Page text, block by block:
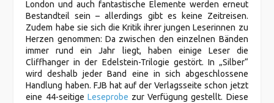
London und auch fantastische Elemente werden erneut
Bestandteil sein – allerdings gibt es keine Zeitreisen.
Zudem habe sie sich die Kritik ihrer jungen Leserinnen zu
Herzen genommen: Da zwischen den einzelnen Bänden
immer rund ein Jahr liegt, haben einige Leser die
Cliffhanger in der Edelstein-Trilogie gestört. In „Silber“
wird deshalb jeder Band eine in sich abgeschlossene
Handlung haben. FJB hat auf der Verlagsseite schon jetzt
eine 44-seitige Leseprobe zur Verfügung gestellt. Diese